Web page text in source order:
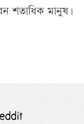
শতাধিক মানুষ।